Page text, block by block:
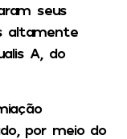
seus
altamente
A, do
por meio do